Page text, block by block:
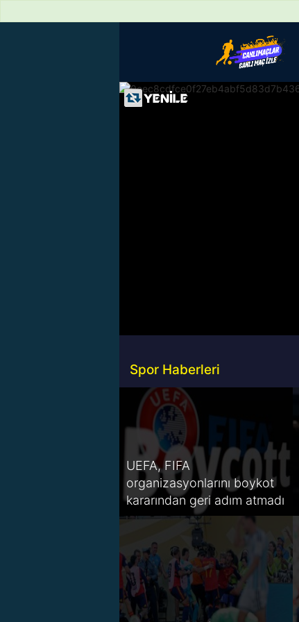
Spor Haberleri
UEFA, FIFA
organizasyonlarını boykot
kararından geri adım atmadı